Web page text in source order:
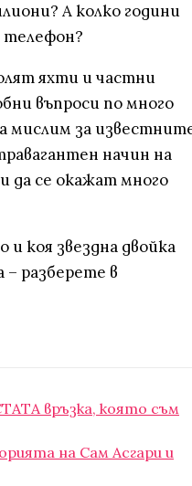
А колко години
телефон?
яхти и частни
въпроси по много
мислим за
начин на
да се окажат много
коя звездна двойка
– разберете в
връзка, която съм
на Сам Асгари и